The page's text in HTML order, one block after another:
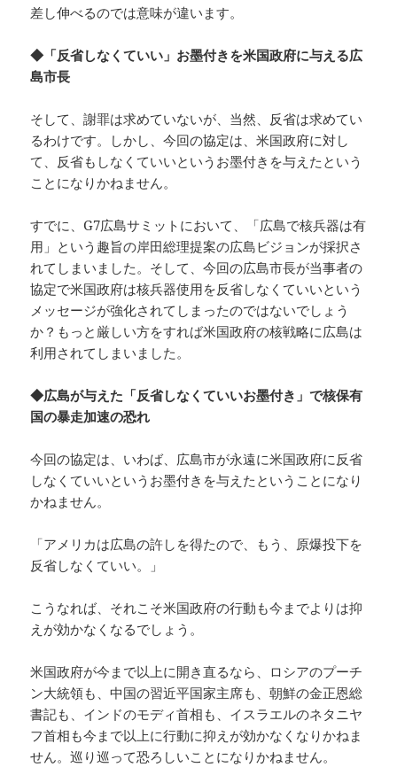
差し伸べるのでは意味が違います。
◆「反省しなくていい」お墨付きを米国政府に与える広
島市長
そして、謝罪は求めていないが、当然、反省は求めてい
るわけです。しかし、今回の協定は、米国政府に対し
て、反省もしなくていいというお墨付きを与えたという
ことになりかねません。
すでに、G7広島サミットにおいて、「広島で核兵器は有
用」という趣旨の岸田総理提案の広島ビジョンが採択さ
れてしまいました。そして、今回の広島市長が当事者の
協定で米国政府は核兵器使用を反省しなくていいという
メッセージが強化されてしまったのではないでしょう
か？もっと厳しい方をすれば米国政府の核戦略に広島は
利用されてしまいました。
◆広島が与えた「反省しなくていいお墨付き」で核保有
国の暴走加速の恐れ
今回の協定は、いわば、広島市が永遠に米国政府に反省
しなくていいというお墨付きを与えたということになり
かねません。
「アメリカは広島の許しを得たので、もう、原爆投下を
反省しなくていい。」
こうなれば、それこそ米国政府の行動も今までよりは抑
えが効かなくなるでしょう。
米国政府が今まで以上に開き直るなら、ロシアのプーチ
ン大統領も、中国の習近平国家主席も、朝鮮の金正恩総
書記も、インドのモディ首相も、イスラエルのネタニヤ
フ首相も今まで以上に行動に抑えが効かなくなりかねま
せん。巡り巡って恐ろしいことになりかねません。